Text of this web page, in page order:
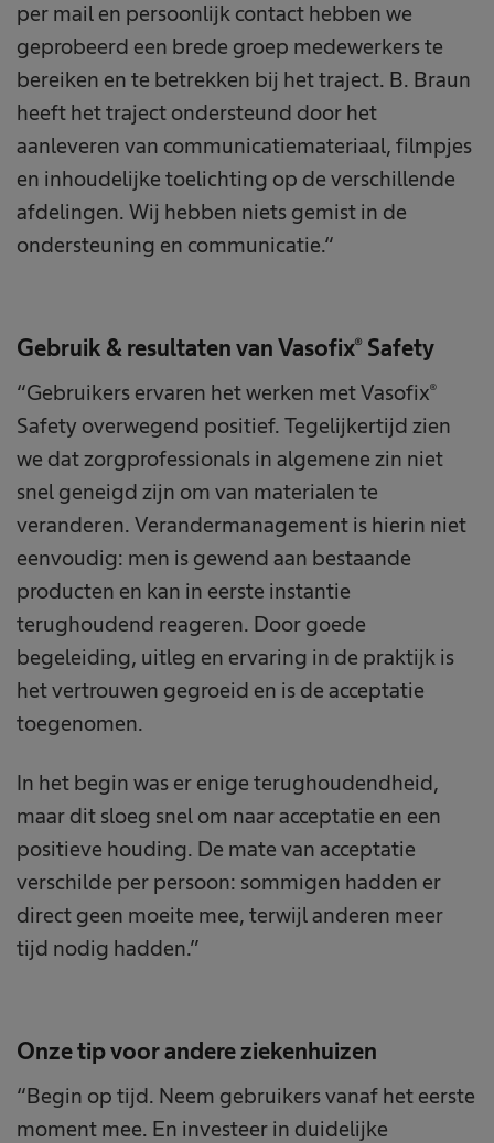
per mail en persoonlijk contact hebben we
geprobeerd een brede groep medewerkers te
bereiken en te betrekken bij het traject. B. Braun
heeft het traject ondersteund door het
aanleveren van communicatiemateriaal, filmpjes
en inhoudelijke toelichting op de verschillende
afdelingen. Wij hebben niets gemist in de
ondersteuning en communicatie.“
Gebruik & resultaten van Vasofix® Safety
“Gebruikers ervaren het werken met Vasofix®
Safety overwegend positief. Tegelijkertijd zien
we dat zorgprofessionals in algemene zin niet
snel geneigd zijn om van materialen te
veranderen. Verandermanagement is hierin niet
eenvoudig: men is gewend aan bestaande
producten en kan in eerste instantie
terughoudend reageren. Door goede
begeleiding, uitleg en ervaring in de praktijk is
het vertrouwen gegroeid en is de acceptatie
toegenomen.
In het begin was er enige terughoudendheid,
maar dit sloeg snel om naar acceptatie en een
positieve houding. De mate van acceptatie
verschilde per persoon: sommigen hadden er
direct geen moeite mee, terwijl anderen meer
tijd nodig hadden.”
Onze tip voor andere ziekenhuizen
“Begin op tijd. Neem gebruikers vanaf het eerste
moment mee. En investeer in duidelijke